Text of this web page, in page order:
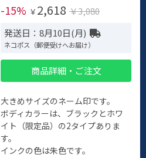
-15% ￥ 2,618 ￥3,080
発送日：8月10日(月)
ネコポス（郵便受けへお届け）
商品詳細・ご注文
大きめサイズのネーム印です。
ボディカラーは、ブラックとホワ
イト（限定品）の2タイプありま
す。
インクの色は朱色です。